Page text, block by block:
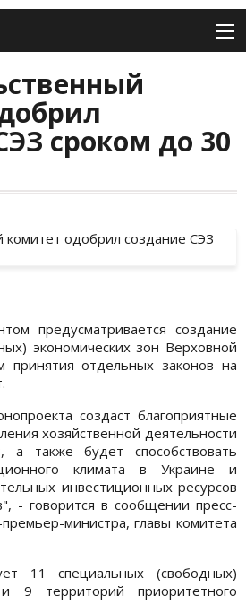
сроком до 30
предусматривается создание
экономических зон Верховной
принятия отдельных законов на
создаст благоприятные
хозяйственной деятельности
а также будет способствовать
климата в Украине и
инвестиционных ресурсов
- говорится в сообщении пресс-
министра, главы комитета
11 специальных (свободных)
9 территорий приоритетного